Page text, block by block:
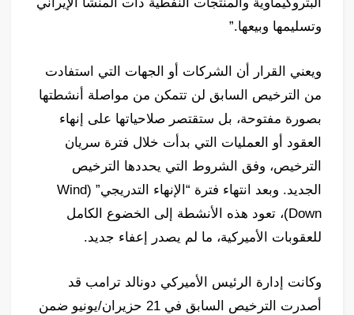
وتسليمها وبيعها.”
ويعني القرار أن الشركات أو الجهات التي استفادت
من الترخيص السابق لن تتمكن من مواصلة أنشطتها
بصورة مفتوحة، بل ستقتصر صلاحياتها على إنهاء
العقود أو العمليات التي بدأت خلال فترة سريان
الترخيص، وفق الشروط التي يحددها الترخيص
الجديد. وبعد انتهاء فترة “الإنهاء التدريجي” (Wind
Down)، تعود هذه الأنشطة إلى الخضوع الكامل
للعقوبات الأميركية، ما لم يصدر إعفاء جديد.
وكانت إدارة الرئيس الأميركي دونالد ترامب قد
أصدرت الترخيص السابق في 21 حزيران/يونيو ضمن